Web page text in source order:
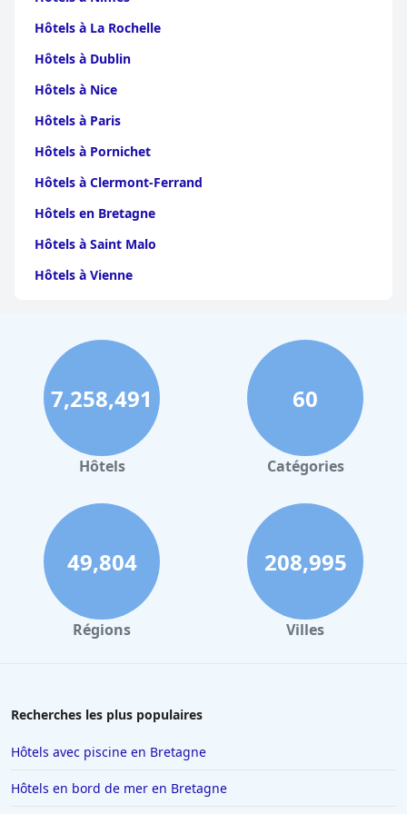
Hôtels à La Rochelle
Hôtels à Dublin
Hôtels à Nice
Hôtels à Paris
Hôtels à Pornichet
Hôtels à Clermont-Ferrand
Hôtels en Bretagne
Hôtels à Saint Malo
Hôtels à Vienne
Hôtels à Perpignan
Hôtels au Grand-Bornand
Hôtels à Strasbourg
Hôtels à Valence
Hôtels à Gerardmer
Hôtels à Londres
Hôtels à Reims
Hôtels à Milan
Hôtels à Barcelone
Hôtels à Tain-lʼHermitage
7,258,491
Hôtels
60
Catégories
49,804
Régions
208,995
Villes
Recherches les plus populaires
Hôtels avec piscine en Bretagne
Hôtels en bord de mer en Bretagne